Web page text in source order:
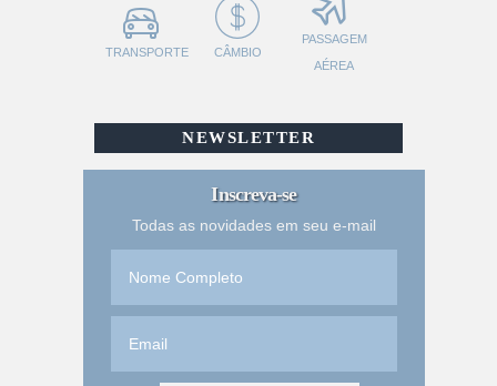
TRANSPORTE CÂMBIO
PASSAGEM
AÉREA
NEWSLETTER
Inscreva-se
Todas as novidades em seu e-mail